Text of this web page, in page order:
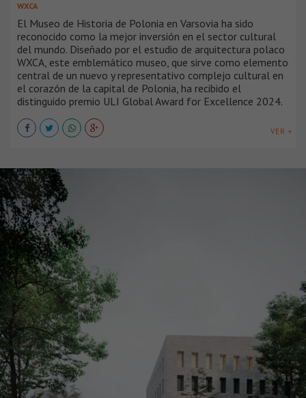
WXCA
El Museo de Historia de Polonia en Varsovia ha sido
reconocido como la mejor inversión en el sector cultural
del mundo. Diseñado por el estudio de arquitectura polaco
WXCA, este emblemático museo, que sirve como elemento
central de un nuevo y representativo complejo cultural en
el corazón de la capital de Polonia, ha recibido el
distinguido premio ULI Global Award for Excellence 2024.
VER +